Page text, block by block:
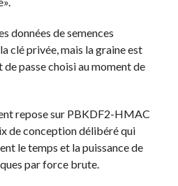
données de semences
clé privée, mais la graine est
passe choisi au moment de
repose sur PBKDF2-HMAC
de conception délibéré qui
le temps et la puissance de
par force brute.